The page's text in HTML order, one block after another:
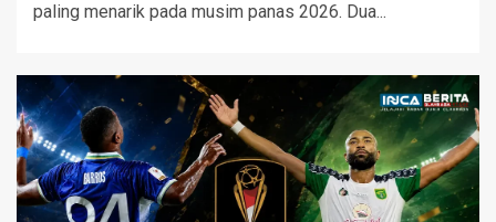
paling menarik pada musim panas 2026. Dua...